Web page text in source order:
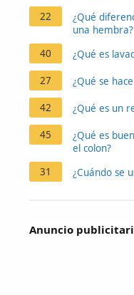
22
¿Qué
una hembra?
40
¿Qué es
27 ¿Qué se
42 ¿Qué es un
45
¿Qué es
el colon?
31
¿Cuándo se
Anuncio